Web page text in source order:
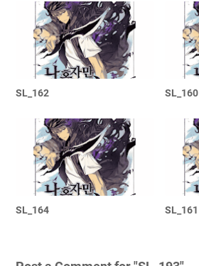
SL_162 SL_160
SL_164 SL_161